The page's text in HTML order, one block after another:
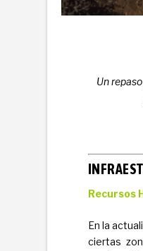
Un
Recursos
En la
ciertas